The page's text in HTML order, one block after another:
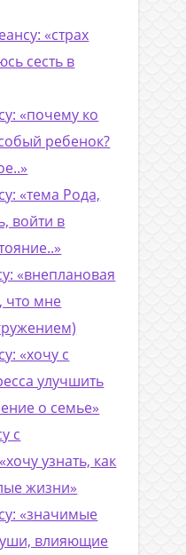
«страх
сесть в
«почему ко
ребенок?
«тема Рода,
войти в
«внеплановая
что мне
«хочу с
улучшить
о семье»
с
узнать, как
жизни»
«значимые
влияющие